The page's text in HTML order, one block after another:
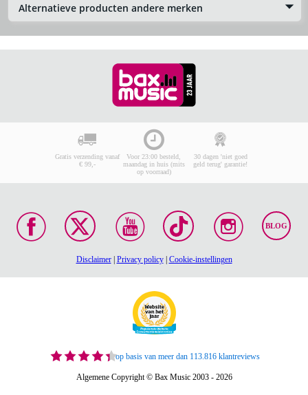
Alternatieve producten andere merken
Gratis verzending vanaf
€ 99,-
Voor 23:00 besteld,
maandag in huis (mits
op voorraad)
30 dagen 'niet goed
geld terug' garantie!
BLOG
Disclaimer| Privacy policy| Cookie-instellingen
op basis van meer dan 113.816 klantreviews
Algemene Copyright © Bax Music 2003 - 2026